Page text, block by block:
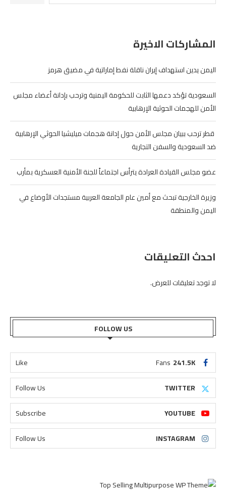
المشاركات الاخيرة
اليمن يدين استهداف إيران ناقلة نفط إماراتية في مضيق هرمز
السعودية تؤكد دعمها الثابت للحكومة اليمنية وترحب بإدانة أعضاء مجلس
الأمن للهجمات الحوثية الإرهابية
‏ قطر ترحب ببيان مجلس الأمن حول إدانة هجمات ميليشيا الحوثي الإرهابية
ضد السعودية والسفن التجارية
عضو مجلس القيادة العرادة يترأس اجتماعاً للجنة الأمنية العسكرية بمأرب
وزيرة الخارجية تبحث مع أمين عام الجامعة العربية مستجدات الأوضاع في
اليمن والمنطقة
احدث التعليقات
لا توجد تعليقات للعرض.
FOLLOW US
241.5K
Fans
Like
TWITTER
Follow Us
YOUTUBE
Subscribe
INSTAGRAM
Follow Us